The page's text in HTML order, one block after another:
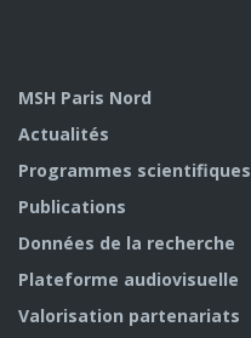
MSH Paris Nord
Actualités
Programmes scientifiques
Publications
Données de la recherche
Plateforme audiovisuelle
Valorisation partenariats